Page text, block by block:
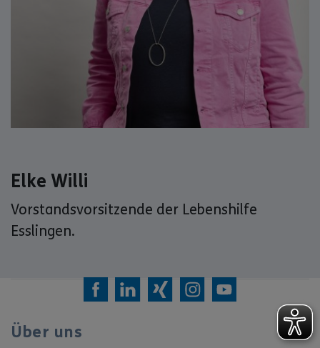
Elke Willi
Vorstandsvorsitzende der Lebenshilfe
Esslingen.
Über uns